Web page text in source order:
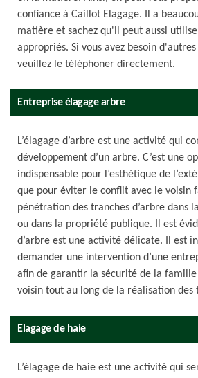
confiance à Caillot Elagage. Il a
matière et sachez qu'il peut aussi
appropriés. Si vous avez besoin
veuillez le téléphoner directement.
Entreprise élagage arbre
L’élagage d’arbre est une activité qui
développement d’un arbre. C’est une
indispensable pour l’esthétique de
que pour éviter le conflit avec le voisin
pénétration des tranches d’arbre dans
ou dans la propriété publique. Il est
d’arbre est une activité délicate. Il est
demander une intervention d’une
afin de garantir la sécurité de la
voisin tout au long de la réalisation des
Elagage de haie
L’élagage de haie est une activité qui